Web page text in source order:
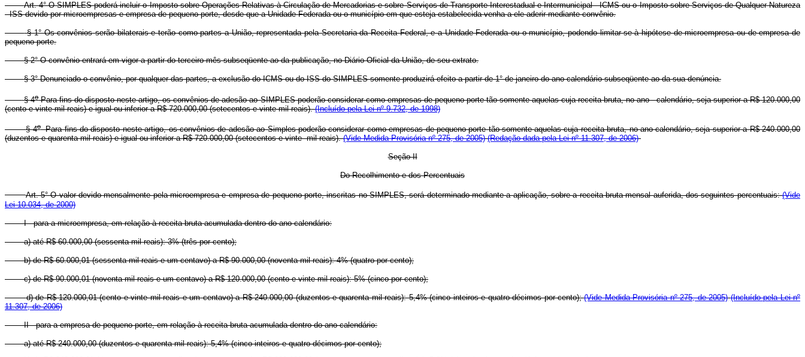
Art. 4° O SIMPLES poderá incluir o Imposto sobre Operações Relativas à Circulação de Mercadorias e sobre Serviços de Transporte Interestadual e Intermunicipal - ICMS ou o Imposto sobre Serviços de Qualquer Natureza
- ISS devido por microempresas e empresa de pequeno porte, desde que a Unidade Federada ou o município em que esteja estabelecida venha a ele aderir mediante convênio.
§ 1° Os convênios serão bilaterais e terão como partes a União, representada pela Secretaria da Receita Federal, e a Unidade Federada ou o município, podendo limitar-se à hipótese de microempresa ou de empresa de
pequeno porte.
§ 2° O convênio entrará em vigor a partir do terceiro mês subseqüente ao da publicação, no Diário Oficial da União, de seu extrato.
§ 3° Denunciado o convênio, por qualquer das partes, a exclusão do ICMS ou do ISS do SIMPLES somente produzirá efeito a partir de 1° de janeiro do ano-calendário subseqüente ao da sua denúncia.
§ 4oPara fins do disposto neste artigo, os convênios de adesão ao SIMPLES poderão considerar como empresas de pequeno porte tão-somente aquelas cuja receita bruta, no ano - calendário, seja superior a R$ 120.000,00
(cento e vinte mil reais) e igual ou inferior a R$ 720.000,00 (setecentos e vinte mil reais).(Incluído pela Lei nº 9.732, de 1998)
§ 4oPara fins do disposto neste artigo, os convênios de adesão ao Simples poderão considerar como empresas de pequeno porte tão-somente aquelas cuja receita bruta, no ano-calendário, seja superior a R$ 240.000,00
(duzentos e quarenta mil reais) e igual ou inferior a R$ 720.000,00 (setecentos e vinte mil reais).(Vide Medida Provisória nº 275, de 2005) (Redação dada pela Lei nº 11.307, de 2006)
Seção II
Do Recolhimento e dos Percentuais
Art. 5° O valor devido mensalmente pela microempresa e empresa de pequeno porte, inscritas no SIMPLES, será determinado mediante a aplicação, sobre a receita bruta mensal auferida, dos seguintes percentuais:(Vide
Lei 10.034, de 2000)
I - para a microempresa, em relação à receita bruta acumulada dentro do ano-calendário:
a) até R$ 60.000,00 (sessenta mil reais): 3% (três por cento);
b) de R$ 60.000,01 (sessenta mil reais e um centavo) a R$ 90.000,00 (noventa mil reais): 4% (quatro por cento);
c) de R$ 90.000,01 (noventa mil reais e um centavo) a R$ 120.000,00 (cento e vinte mil reais): 5% (cinco por cento);
d) de R$ 120.000,01 (cento e vinte mil reais e um centavo) a R$ 240.000,00 (duzentos e quarenta mil reais): 5,4% (cinco inteiros e quatro décimos por cento);(Vide Medida Provisória nº 275, de 2005) (Incluído pela Lei nº
11.307, de 2006)
II - para a empresa de pequeno porte, em relação à receita bruta acumulada dentro do ano-calendário:
a) até R$ 240.000,00 (duzentos e quarenta mil reais): 5,4% (cinco inteiros e quatro décimos por cento);